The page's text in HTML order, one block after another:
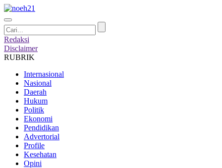
Redaksi
Disclaimer
RUBRIK
Internasional
Nasional
Daerah
Hukum
Politik
Ekonomi
Pendidikan
Advertorial
Profile
Kesehatan
Opini